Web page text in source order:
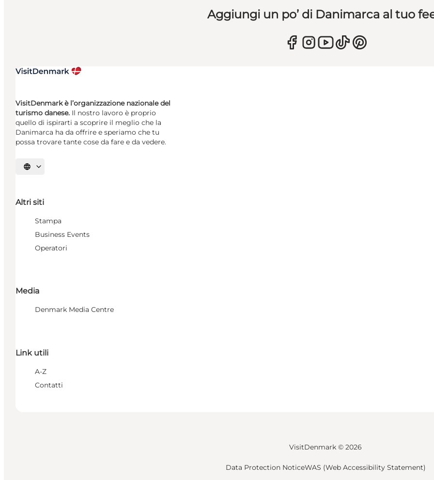
Aggiungi un po’ di Danimarca al tuo
VisitDenmark è l’organizzazione nazionale del
turismo danese. Il nostro lavoro è proprio
quello di ispirarti a scoprire il meglio che la
Danimarca ha da offrire e speriamo che tu
possa trovare tante cose da fare e da vedere.
Seleziona la lingua
Altri siti
Stampa
Business Events
Operatori
Media
Denmark Media Centre
Link utili
A-Z
Contatti
VisitDenmark © 2026
Data Protection NoticeWAS (Web Accessibility Statement)